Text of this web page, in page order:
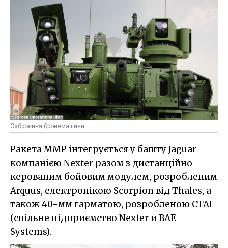
Озброєння бронемашини
Ракета ММР інтегрується у башту Jaguar
компанією Nexter разом з дистанційно
керованим бойовим модулем, розробленим
Arquus, електронікою Scorpion від Thales, а
також 40-мм гарматою, розробленою CTAI
(спільне підприємство Nexter и BAE
Systems).